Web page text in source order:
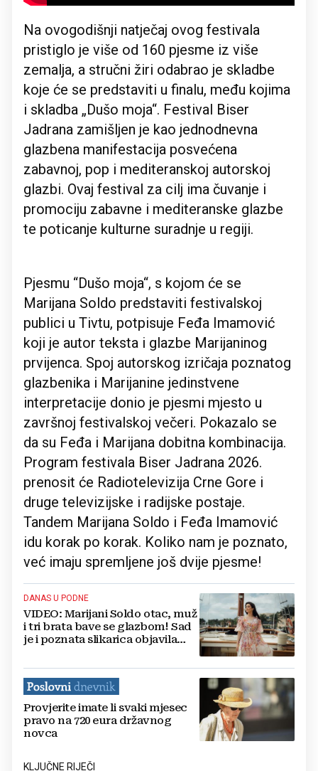
Na ovogodišnji natječaj ovog festivala
pristiglo je više od 160 pjesme iz više
zemalja, a stručni žiri odabrao je skladbe
koje će se predstaviti u finalu, među kojima
i skladba „Dušo moja“. Festival Biser
Jadrana zamišljen je kao jednodnevna
glazbena manifestacija posvećena
zabavnoj, pop i mediteranskoj autorskoj
glazbi. Ovaj festival za cilj ima čuvanje i
promociju zabavne i mediteranske glazbe
te poticanje kulturne suradnje u regiji.
Pjesmu “Dušo moja“, s kojom će se
Marijana Soldo predstaviti festivalskoj
publici u Tivtu, potpisuje Feđa Imamović
koji je autor teksta i glazbe Marijaninog
prvijenca. Spoj autorskog izričaja poznatog
glazbenika i Marijanine jedinstvene
interpretacije donio je pjesmi mjesto u
završnoj festivalskoj večeri. Pokazalo se
da su Feđa i Marijana dobitna kombinacija.
Program festivala Biser Jadrana 2026.
prenosit će Radiotelevizija Crne Gore i
druge televizijske i radijske postaje.
Tandem Marijana Soldo i Feđa Imamović
idu korak po korak. Koliko nam je poznato,
već imaju spremljene još dvije pjesme!
DANAS U PODNE
VIDEO: Marijani Soldo otac, muž
i tri brata bave se glazbom! Sad
je i poznata slikarica objavila
Provjerite imate li svaki mjesec
pravo na 720 eura državnog
novca
KLJUČNE RIJEČI